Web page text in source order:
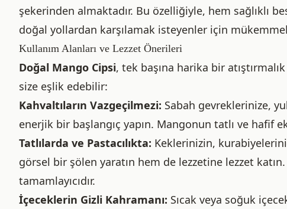
şekerinden almaktadır. Bu özelliğiyle, hem sağlıklı
doğal yollardan karşılamak isteyenler için
Kullanım Alanları ve Lezzet Önerileri
Doğal Mango Cipsi, tek başına harika bir
size eşlik edebilir:
Kahvaltıların Vazgeçilmezi: Sabah gevreklerinize,
enerjik bir başlangıç yapın. Mangonun tatlı ve hafif
Tatlılarda ve Pastacılıkta: Keklerinizin,
görsel bir şölen yaratın hem de lezzetine lezzet
tamamlayıcıdır.
İçeceklerin Gizli Kahramanı: Sıcak veya soğuk